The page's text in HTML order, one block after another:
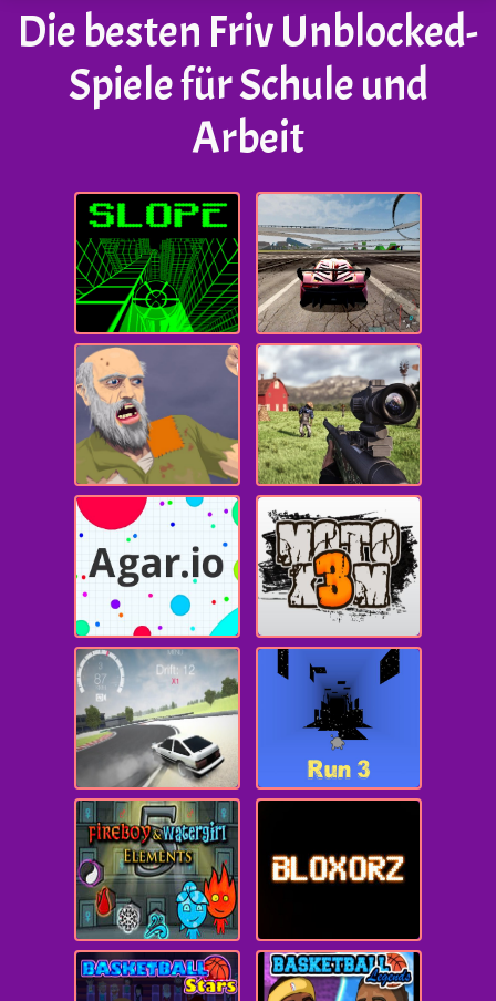
Die besten Friv Unblocked-
Spiele für Schule und
Arbeit